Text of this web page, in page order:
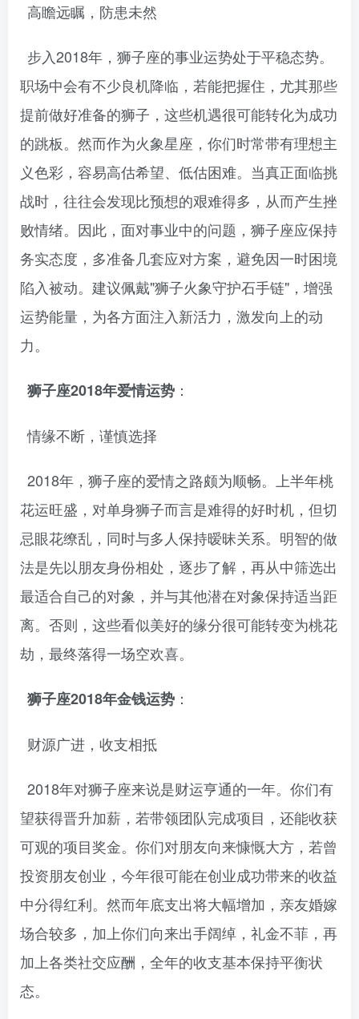
高瞻远瞩，防患未然
步入2018年，狮子座的事业运势处于平稳态势。
职场中会有不少良机降临，若能把握住，尤其那些
提前做好准备的狮子，这些机遇很可能转化为成功
的跳板。然而作为火象星座，你们时常带有理想主
义色彩，容易高估希望、低估困难。当真正面临挑
战时，往往会发现比预想的艰难得多，从而产生挫
败情绪。因此，面对事业中的问题，狮子座应保持
务实态度，多准备几套应对方案，避免因一时困境
陷入被动。建议佩戴"狮子火象守护石手链"，增强
运势能量，为各方面注入新活力，激发向上的动
力。
狮子座2018年爱情运势 ：
情缘不断，谨慎选择
2018年，狮子座的爱情之路颇为顺畅。上半年桃
花运旺盛，对单身狮子而言是难得的好时机，但切
忌眼花缭乱，同时与多人保持暧昧关系。明智的做
法是先以朋友身份相处，逐步了解，再从中筛选出
最适合自己的对象，并与其他潜在对象保持适当距
离。否则，这些看似美好的缘分很可能转变为桃花
劫，最终落得一场空欢喜。
狮子座2018年金钱运势 ：
财源广进，收支相抵
2018年对狮子座来说是财运亨通的一年。你们有
望获得晋升加薪，若带领团队完成项目，还能收获
可观的项目奖金。你们对朋友向来慷慨大方，若曾
投资朋友创业，今年很可能在创业成功带来的收益
中分得红利。然而年底支出将大幅增加，亲友婚嫁
场合较多，加上你们向来出手阔绰，礼金不菲，再
加上各类社交应酬，全年的收支基本保持平衡状
态。